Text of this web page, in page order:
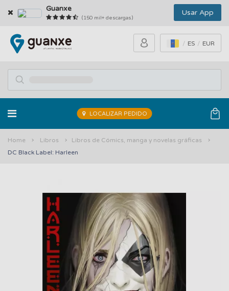
Guanxe
(150 mil+ descargas)
Usar App
ES EUR
LOCALIZAR PEDIDO
Home Libros
Libros de Cómics, manga y novelas gráficas
DC Black Label: Harleen